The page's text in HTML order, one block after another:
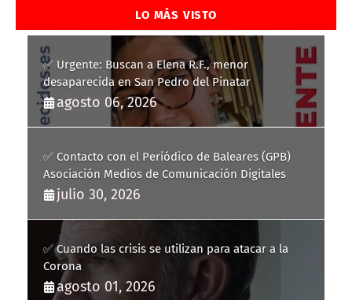
LO MÁS VISTO
✅ Urgente: Buscan a Elena R.F., menor
desaparecida en San Pedro del Pinatar
agosto 06, 2026
✅ Contacto con el Periódico de Baleares (GPB)
Asociación Medios de Comunicación Digitales
julio 30, 2026
✅ Cuando las crisis se utilizan para atacar a la
Corona
agosto 01, 2026